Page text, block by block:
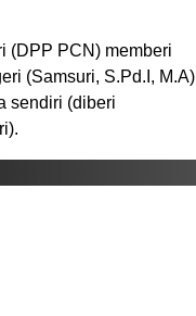
(DPP PCN) memberi
(Samsuri, S.Pd.I, M.A)
sendiri (diberi